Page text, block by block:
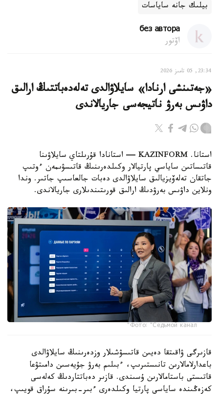
بيلىك جانە ساياسات
без автора
اۆتور
23:34, 05 تامىز 2026
«جەتىنشى ارنادا» سايلاۋالدى تەلەدەباتتىڭ ارالىق
داۋىس بەرۋ ناتيجەسى جاريالاندى
استانا. KAZINFORM — استانادا قۇرىلتاي سايلاۋىنا
قاتىساتىن ساياسي پارتيالار وكىلدەرىنىڭ قاتىسۋىمەن ءوتىپ
جاتقان تەلەۆيزيالىق سايلاۋالدى دەبات جالعاسىپ جاتىر. وندا
ونلاين داۋىس بەرۋدىڭ ارالىق قورىتىندىلارى جاريالاندى.
Фото: "Седьмой канал"
قازىرگى ۋاقىتقا دەيىن قاتىسۋشىلار وزدەرىنىڭ سايلاۋالدى
باعدارلامالارىن تانىستىرىپ، ءبىلىم بەرۋ جۇيەسىن دامىتۋعا
قاتىستى باستامالارىن ۇسىندى. قازىر دەباتتاردىڭ كەلەسى
كەزەڭىندە ساياسي پارتيا وكىلدەرى ءبىر-بىرىنە سۇراق قويىپ،